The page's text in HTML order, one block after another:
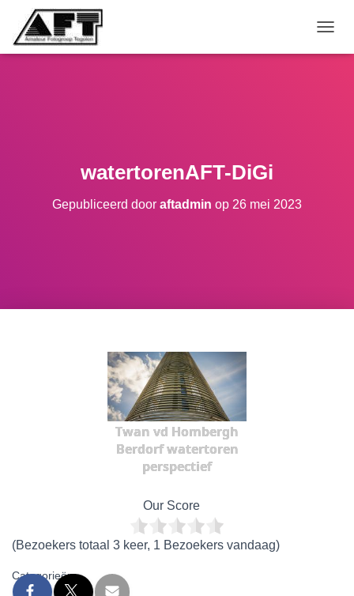
watertorenAFT-DiGi
Gepubliceerd door aftadmin op 26 mei 2023
Twan vd Hombergh
Berdorf watertoren
perspectief
Our Score
(Bezoekers totaal 3 keer, 1 Bezoekers vandaag)
Categorieën: